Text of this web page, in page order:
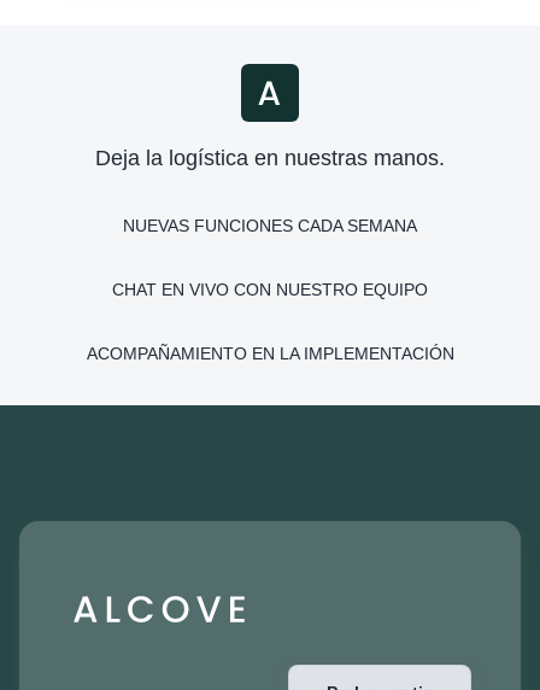
Deja la logística en nuestras manos.
NUEVAS FUNCIONES CADA SEMANA
CHAT EN VIVO CON NUESTRO EQUIPO
ACOMPAÑAMIENTO EN LA IMPLEMENTACIÓN